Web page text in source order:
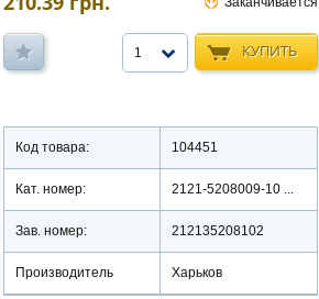
КУПИТЬ
1
Код товара: 104451
Кат. номер: 2121-5208009-10 ...
Зав. номер: 212135208102
Производитель Харьков